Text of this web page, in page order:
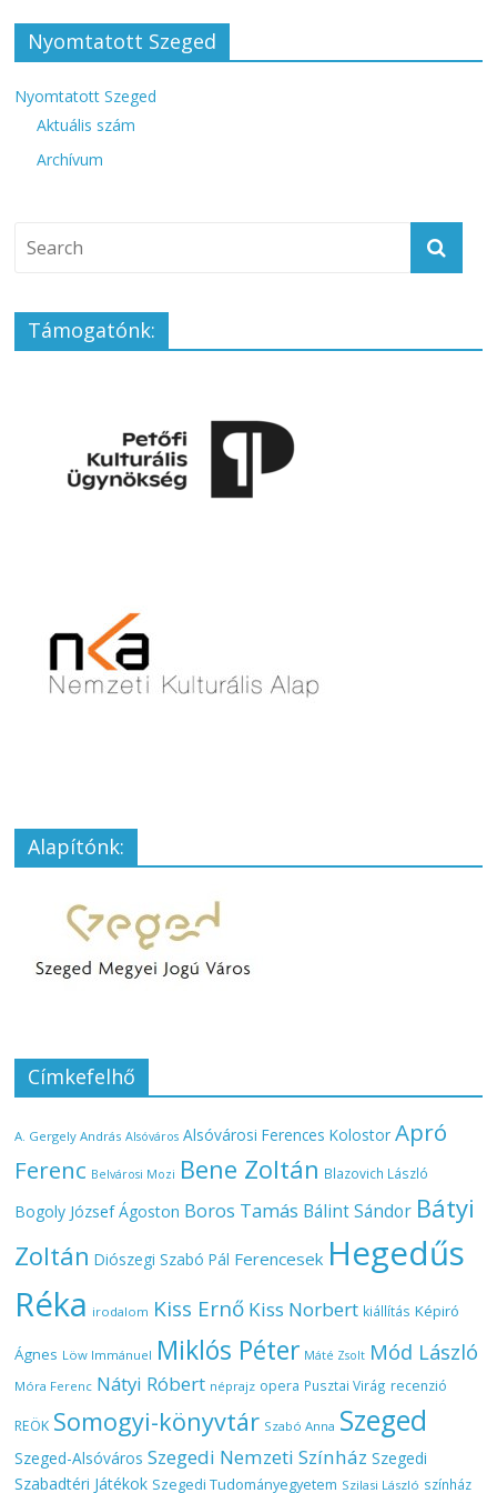
Nyomtatott Szeged
Nyomtatott Szeged
Aktuális szám
Archívum
Támogatónk:
Alapítónk:
Címkefelhő
A. Gergely András Alsóváros Alsóvárosi Ferences Kolostor Apró
Ferenc Belvárosi Mozi Bene Zoltán Blazovich László
Bogoly József Ágoston Boros Tamás Bálint Sándor Bátyi
Zoltán Diószegi Szabó Pál Ferencesek Hegedűs
Réka irodalom Kiss Ernő Kiss Norbert kiállítás Képiró
Ágnes Löw Immánuel Miklós Péter Máté Zsolt Mód László
Móra Ferenc Nátyi Róbert néprajz opera Pusztai Virág recenzió
REÖK Somogyi-könyvtár Szabó Anna Szeged
Szeged-Alsóváros Szegedi Nemzeti Színház Szegedi
Szabadtéri Játékok Szegedi Tudományegyetem Szilasi László színház